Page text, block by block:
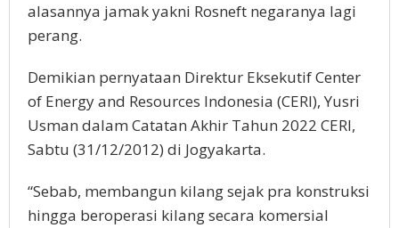
alasannya jamak yakni Rosneft negaranya lagi
perang.
Demikian pernyataan Direktur Eksekutif Center
of Energy and Resources Indonesia (CERI), Yusri
Usman dalam Catatan Akhir Tahun 2022 CERI,
Sabtu (31/12/2012) di Jogyakarta.
“Sebab, membangun kilang sejak pra konstruksi
hingga beroperasi kilang secara komersial